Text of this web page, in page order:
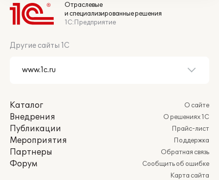
Отраслевые
и специализированные решения
1С:Предприятие
Другие сайты 1С
Каталог
Внедрения
Публикации
Мероприятия
Партнеры
Форум
О сайте
О решениях 1С
Прайс-лист
Поддержка
Обратная связь
Сообщить об ошибке
Карта сайта